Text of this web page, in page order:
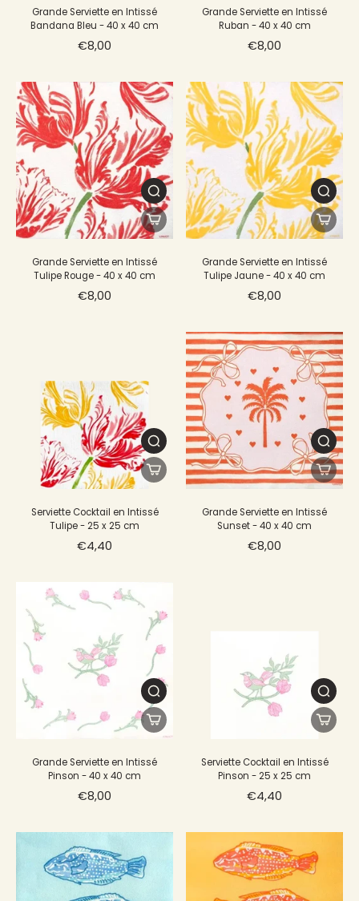
Grande Serviette en Intissé
Bandana Bleu - 40 x 40 cm
€8,00
Grande Serviette en Intissé
Ruban - 40 x 40 cm
€8,00
Grande Serviette en Intissé
Tulipe Rouge - 40 x 40 cm
€8,00
Grande Serviette en Intissé
Tulipe Jaune - 40 x 40 cm
€8,00
Serviette Cocktail en Intissé
Tulipe - 25 x 25 cm
€4,40
Grande Serviette en Intissé
Sunset - 40 x 40 cm
€8,00
Grande Serviette en Intissé
Pinson - 40 x 40 cm
€8,00
Serviette Cocktail en Intissé
Pinson - 25 x 25 cm
€4,40